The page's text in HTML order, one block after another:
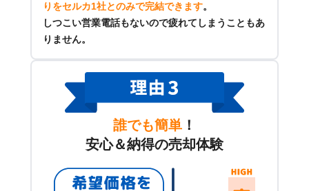
りをセルカ1社とのみで完結できます。
しつこい営業電話もないので疲れてしまうこともあ
りません。
誰でも簡単 ！
安心＆納得の売却体験